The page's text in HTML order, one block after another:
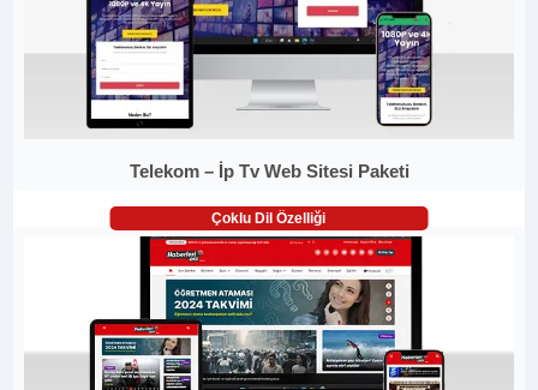
Telekom – İp Tv Web Sitesi Paketi
Çoklu Dil Özelliği